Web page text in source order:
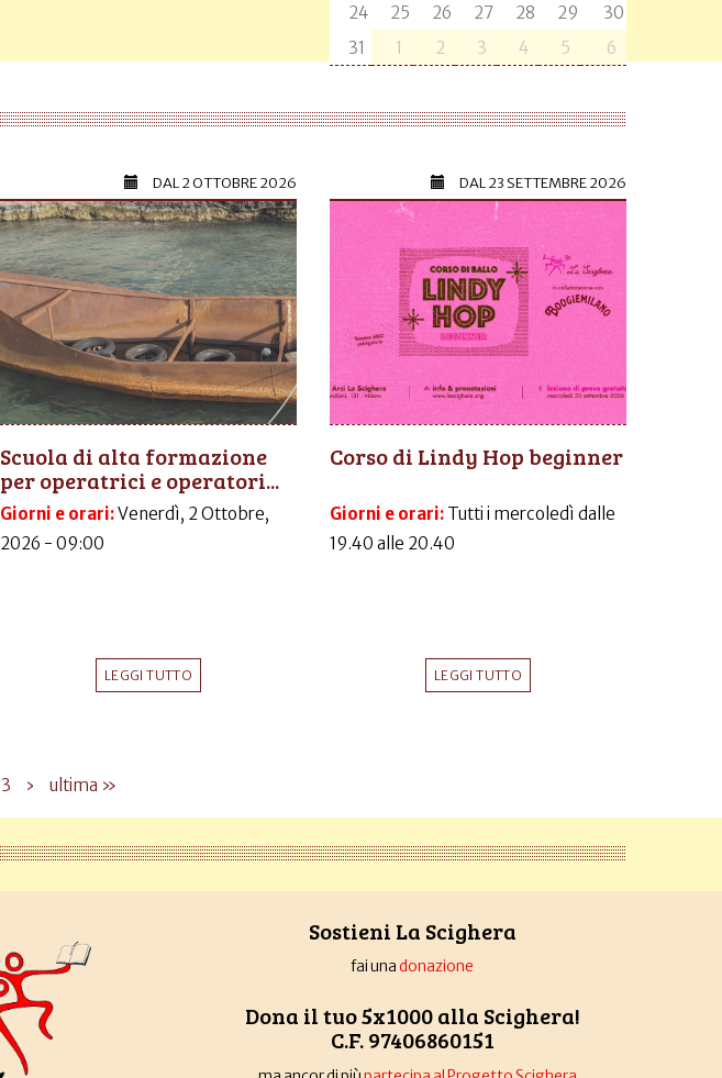
24
25 26 27 28 29
30
31
1 2 3 4 5 6
DAL2 OTTOBRE 2026
Scuola di alta formazione
per operatrici e operatori...
Giorni e orari:Venerdì, 2 Ottobre,
2026 - 09:00
LEGGI TUTTO
DAL23 SETTEMBRE 2026
Corso di Lindy Hop beginner
Giorni e orari: Tutti i mercoledì dalle
19.40 alle 20.40
LEGGI TUTTO
3 › ultima »
Sostieni La Scighera
fai unadonazione
Dona il tuo 5x1000 alla Scighera!
C.F. 97406860151